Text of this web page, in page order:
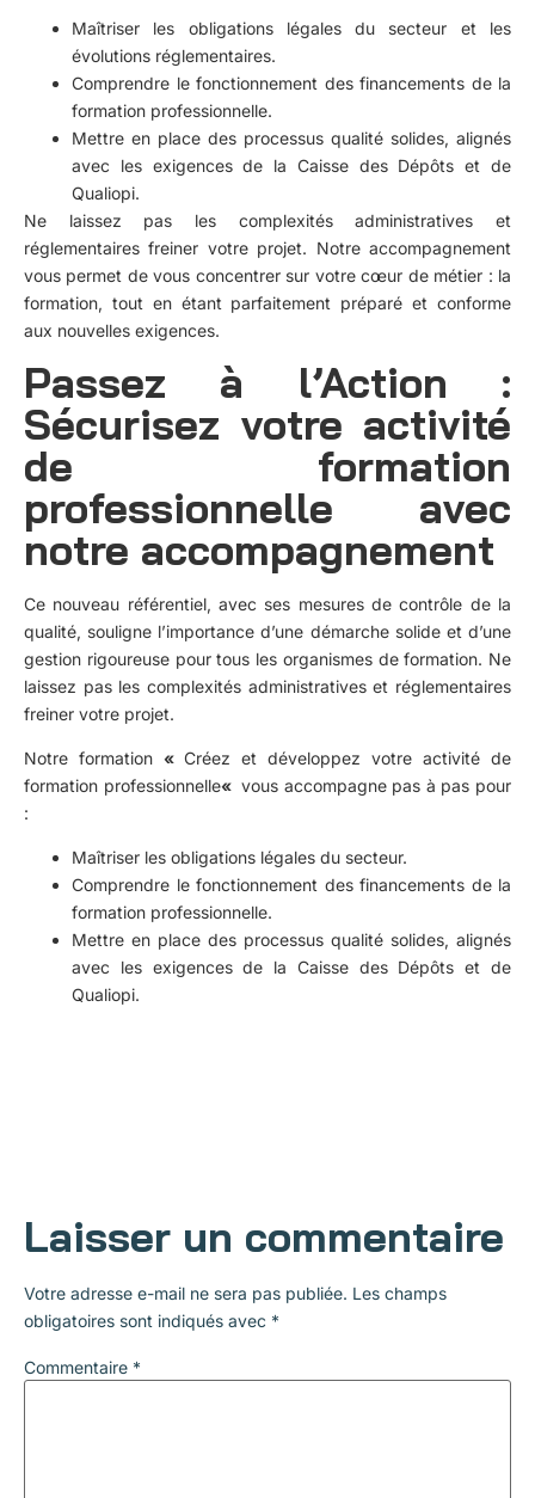
Maîtriser les obligations légales du secteur et les
évolutions réglementaires.
Comprendre le fonctionnement des financements de la
formation professionnelle.
Mettre en place des processus qualité solides, alignés
avec les exigences de la Caisse des Dépôts et de
Qualiopi.
Ne laissez pas les complexités administratives et
réglementaires freiner votre projet. Notre accompagnement
vous permet de vous concentrer sur votre cœur de métier : la
formation, tout en étant parfaitement préparé et conforme
aux nouvelles exigences.
Passez à l’Action :
Sécurisez votre activité
de formation
professionnelle avec
notre accompagnement
Ce nouveau référentiel, avec ses mesures de contrôle de la
qualité, souligne l’importance d’une démarche solide et d’une
gestion rigoureuse pour tous les organismes de formation. Ne
laissez pas les complexités administratives et réglementaires
freiner votre projet.
Notre formation « Créez et développez votre activité de
formation professionnelle« vous accompagne pas à pas pour
:
Maîtriser les obligations légales du secteur.
Comprendre le fonctionnement des financements de la
formation professionnelle.
Mettre en place des processus qualité solides, alignés
avec les exigences de la Caisse des Dépôts et de
Qualiopi.
Laisser un commentaire
Votre adresse e-mail ne sera pas publiée. Les champs
obligatoires sont indiqués avec *
Commentaire *